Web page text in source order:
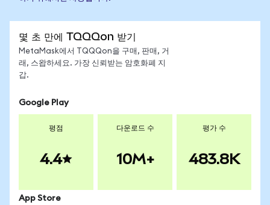
몇 초 만에 TQQQon 받기
MetaMask에서 TQQQon을 구매, 판매, 거
래, 스왑하세요. 가장 신뢰받는 암호화폐 지
갑.
Google Play
평점
4.4
다운로드 수
10M+
평가 수
483.8K
App Store